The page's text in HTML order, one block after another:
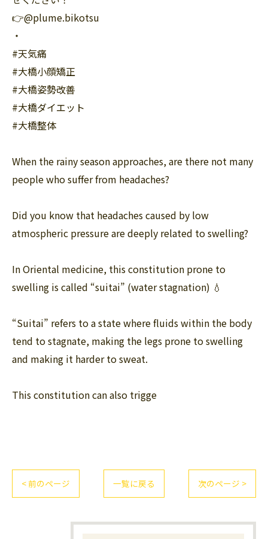
👉@plume.bikotsu
・
#天気痛
#大橋小顔矯正
#大橋姿勢改善
#大橋ダイエット
#大橋整体
When the rainy season approaches, are there not many
people who suffer from headaches?
Did you know that headaches caused by low
atmospheric pressure are deeply related to swelling?
In Oriental medicine, this constitution prone to
swelling is called “suitai” (water stagnation) 💧
“Suitai” refers to a state where fluids within the body
tend to stagnate, making the legs prone to swelling
and making it harder to sweat.
This constitution can also trigge
< 前のページ 一覧に戻る 次のページ >